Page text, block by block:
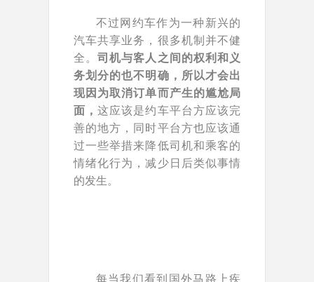
不过网约车作为一种新兴的
汽车共享业务，很多机制并不健
全。 司机与客人之间的权利和义
务划分的也不明确，所以才会出
现因为取消订单而产生的尴尬局
面， 这应该是约车平台方应该完
善的地方，同时平台方也应该通
过一些举措来降低司机和乘客的
情绪化行为，减少日后类似事情
的发生。
每当我们看到国外马路上疾